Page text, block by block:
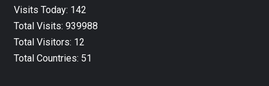
Visits Today: 142
Total Visits: 939988
Total Visitors: 12
Total Countries: 51